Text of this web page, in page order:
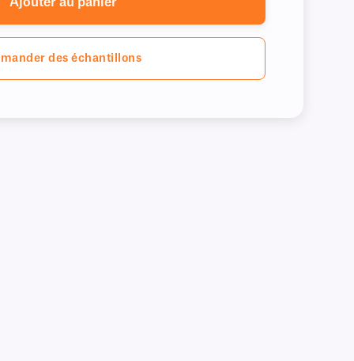
des échantillons